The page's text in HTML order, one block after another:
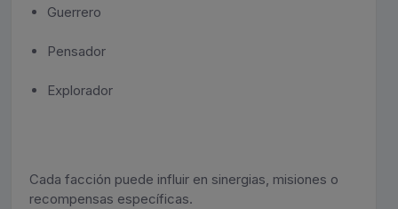
Guerrero
Pensador
Explorador
Cada facción puede influir en sinergias, misiones o
recompensas específicas.